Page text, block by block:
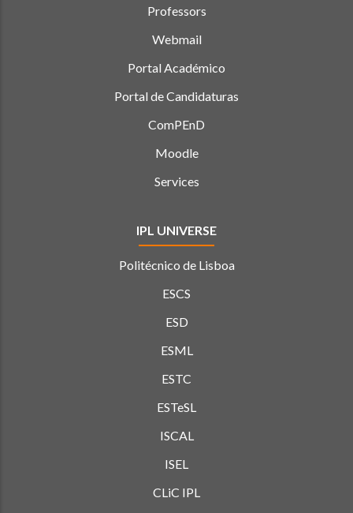
Professors
Webmail
Portal Académico
Portal de Candidaturas
ComPEnD
Moodle
Services
IPL UNIVERSE
Politécnico de Lisboa
ESCS
ESD
ESML
ESTC
ESTeSL
ISCAL
ISEL
CLiC IPL